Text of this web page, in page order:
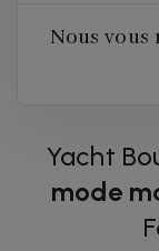
Nous vous
Yacht
mode